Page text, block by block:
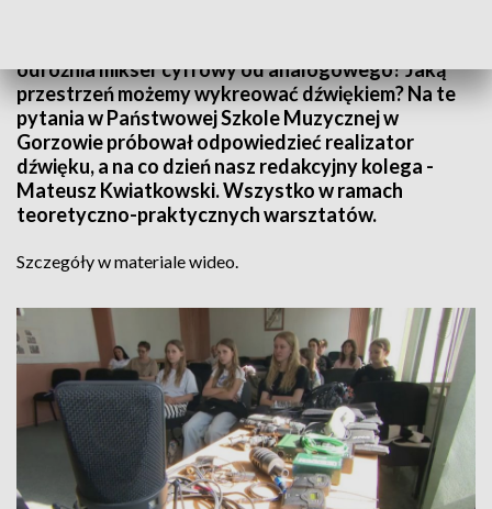
odróżnia mikser cyfrowy od analogowego? Jaką
przestrzeń możemy wykreować dźwiękiem? Na te
pytania w Państwowej Szkole Muzycznej w
Gorzowie próbował odpowiedzieć realizator
dźwięku, a na co dzień nasz redakcyjny kolega -
Mateusz Kwiatkowski. Wszystko w ramach
teoretyczno-praktycznych warsztatów.
Szczegóły w materiale wideo.